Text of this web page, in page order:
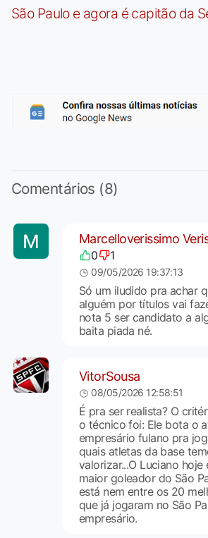
São Paulo e agora é capitão da
Comentários (8)
Marcelloverissimo
0 1
09/05/2026 19:37:13
Só um iludido pra achar
alguém por títulos vai
nota 5 ser candidato a
baita piada né.
VitorSousa
08/05/2026 12:58:51
É pra ser realista? O
o técnico foi: Ele bota o
empresário fulano pra
quais atletas da base
valorizar...O Luciano
maior goleador do São
está nem entre os 20
que já jogaram no São
empresário.